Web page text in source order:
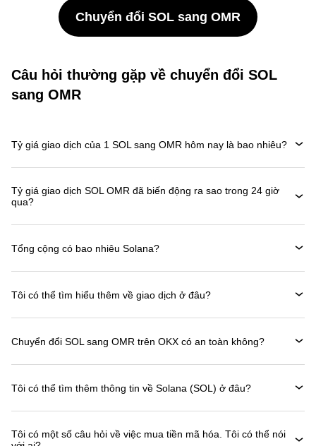
Chuyển đổi SOL sang OMR
Câu hỏi thường gặp về chuyển đổi SOL
sang OMR
Tỷ giá giao dịch của 1 SOL sang OMR hôm nay là bao nhiêu?
Tỷ giá giao dịch SOL OMR đã biến động ra sao trong 24 giờ
qua?
Tổng cộng có bao nhiêu Solana?
Tôi có thể tìm hiểu thêm về giao dịch ở đâu?
Chuyển đổi SOL sang OMR trên OKX có an toàn không?
Tôi có thể tìm thêm thông tin về Solana (SOL) ở đâu?
Tôi có một số câu hỏi về việc mua tiền mã hóa. Tôi có thể nói